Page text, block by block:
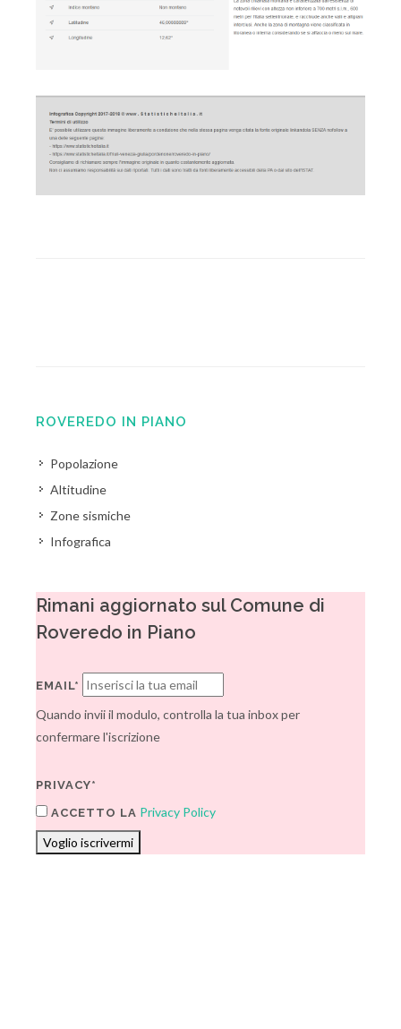
ROVEREDO IN PIANO
Popolazione
Altitudine
Zone sismiche
Infografica
Rimani aggiornato sul Comune di
Roveredo in Piano
EMAIL*
Quando invii il modulo, controlla la tua inbox per
confermare l'iscrizione
PRIVACY*
ACCETTO LA Privacy Policy
Voglio iscrivermi